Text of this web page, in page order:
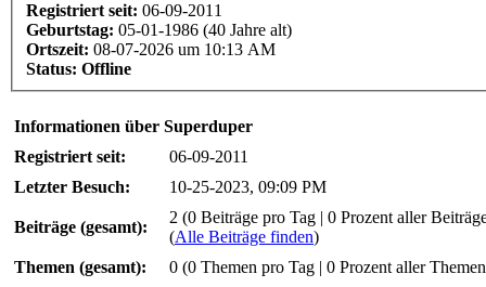
Registriert seit: 06-09-2011
Geburtstag: 05-01-1986 (40 Jahre alt)
Ortszeit: 08-07-2026 um 10:13 AM
Status: Offline
Informationen über Superduper
Registriert seit:
06-09-2011
Letzter Besuch:
10-25-2023, 09:09 PM
Beiträge (gesamt):
2 (0 Beiträge pro Tag | 0 Prozent aller
(Alle Beiträge finden)
Themen (gesamt):
0 (0 Themen pro Tag | 0 Prozent aller